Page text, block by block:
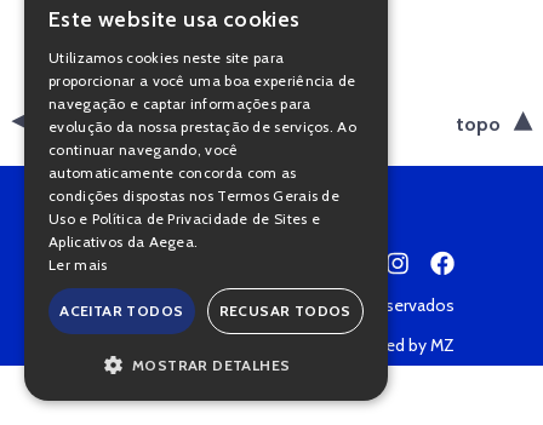
voltar topo
Copyright © 2022 • Todos os direitos reservados
Powered by MZ
PORTUGUESE
Este website usa cookies
Utilizamos cookies neste site para
proporcionar a você uma boa experiência de
navegação e captar informações para
evolução da nossa prestação de serviços. Ao
continuar navegando, você
automaticamente concorda com as
condições dispostas nos Termos Gerais de
Uso e Política de Privacidade de Sites e
Aplicativos da Aegea.
Ler mais
ACEITAR TODOS RECUSAR TODOS
MOSTRAR DETALHES